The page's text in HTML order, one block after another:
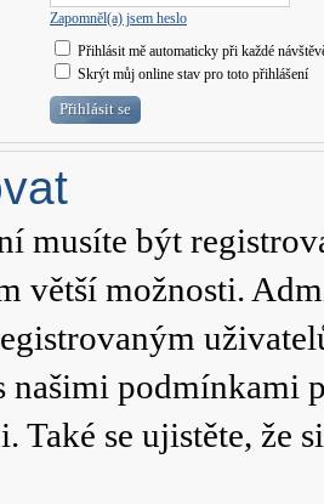
Zapomněl(a) jsem heslo
Přihlásit mě automaticky při každé
Skrýt můj online stav pro toto přihlášení
musíte být
větší možnosti.
našimi podmínkami
Také se ujistěte, že